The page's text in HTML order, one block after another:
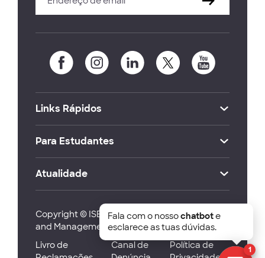
Links Rápidos
Para Estudantes
Atualidade
Copyright © ISEG Lisbon School of Economics
and Management 2026
Livro de
Canal de
Política de
1
Fala com o nossochatbote
esclarece as tuas dúvidas.